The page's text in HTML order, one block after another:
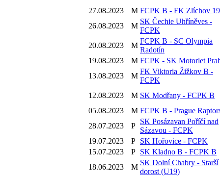
27.08.2023
M FCPK B - FK Zlíchov
26.08.2023
M
SK Čechie Uhříněves -
FCPK
20.08.2023
M
FCPK B - SC Olympia
Radotín
19.08.2023
M FCPK - SK Motorlet
13.08.2023
M
FK Viktoria Žižkov B -
FCPK
12.08.2023
M SK Modřany - FCPK B
05.08.2023
M FCPK B - Prague
28.07.2023
P
SK Posázavan Poříčí nad
Sázavou - FCPK
19.07.2023
P SK Hořovice - FCPK
15.07.2023
P SK Kladno B - FCPK B
18.06.2023
M
SK Dolní Chabry - Starší
dorost (U19)